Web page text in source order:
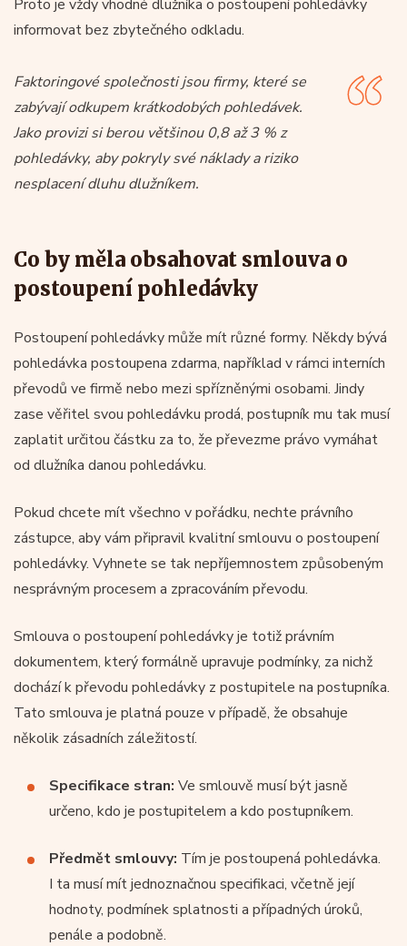
Proto je vždy vhodné dlužníka o postoupení pohledávky
informovat bez zbytečného odkladu.
Faktoringové společnosti jsou firmy, které se
zabývají odkupem krátkodobých pohledávek.
Jako provizi si berou většinou 0,8 až 3 % z
pohledávky, aby pokryly své náklady a riziko
nesplacení dluhu dlužníkem.
Co by měla obsahovat smlouva o
postoupení pohledávky
Postoupení pohledávky může mít různé formy. Někdy bývá
pohledávka postoupena zdarma, například v rámci interních
převodů ve firmě nebo mezi spřízněnými osobami. Jindy
zase věřitel svou pohledávku prodá, postupník mu tak musí
zaplatit určitou částku za to, že převezme právo vymáhat
od dlužníka danou pohledávku.
Pokud chcete mít všechno v pořádku, nechte právního
zástupce, aby vám připravil kvalitní smlouvu o postoupení
pohledávky. Vyhnete se tak nepříjemnostem způsobeným
nesprávným procesem a zpracováním převodu.
Smlouva o postoupení pohledávky je totiž právním
dokumentem, který formálně upravuje podmínky, za nichž
dochází k převodu pohledávky z postupitele na postupníka.
Tato smlouva je platná pouze v případě, že obsahuje
několik zásadních záležitostí.
Specifikace stran: Ve smlouvě musí být jasně
určeno, kdo je postupitelem a kdo postupníkem.
Předmět smlouvy: Tím je postoupená pohledávka.
I ta musí mít jednoznačnou specifikaci, včetně její
hodnoty, podmínek splatnosti a případných úroků,
penále a podobně.